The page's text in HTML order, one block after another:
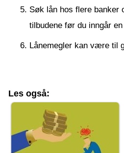
Søk lån hos flere banker
tilbudene før du inngår
Lånemegler kan være til
Les også: